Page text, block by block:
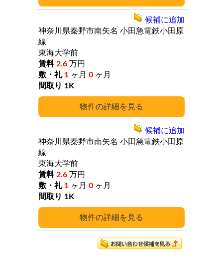
詳細
神奈川県秦野市南矢名 小田急電鉄小田原
線
東海大学前
2.6 万円
1 ヶ月 0 ヶ月
1K
候補に追加
詳細
神奈川県秦野市南矢名 小田急電鉄小田原
線
東海大学前
2.6 万円
1 ヶ月 0 ヶ月
1K
候補に追加